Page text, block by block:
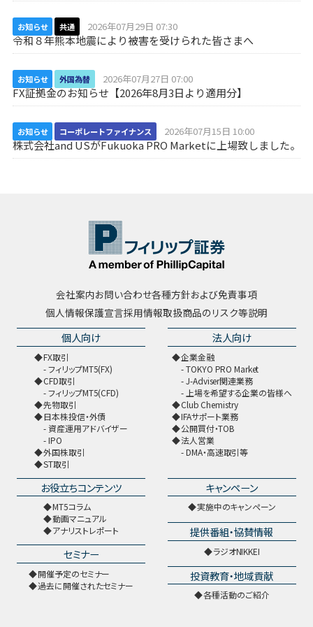
お知らせ 共通 2026年07月29日 07:30
令和８年熊本地震により被害を受けられた皆さまへ
お知らせ 外国為替 2026年07月27日 07:00
FX証拠金のお知らせ【2026年8月3日より適用分】
お知らせ コーポレートファイナンス 2026年07月15日 10:00
株式会社and USがFukuoka PRO Marketに上場致しました。
会社案内お問い合わせ各種方針および免責事項
個人情報保護宣言採用情報取扱商品のリスク等説明
個人向け
FX取引
フィリップMT5(FX)
CFD取引
フィリップMT5(CFD)
先物取引
日本株投信・外債
資産運用アドバイザー
IPO
外国株取引
ST取引
法人向け
企業金融
TOKYO PRO Market
J-Adviser関連業務
上場を希望する企業の皆様へ
Club Chemistry
IFAサポート業務
公開買付・TOB
法人営業
DMA・高速取引等
お役立ちコンテンツ
MT5コラム
動画マニュアル
アナリストレポート
セミナー
開催予定のセミナー
過去に開催されたセミナー
キャンペーン
実施中のキャンペーン
提供番組・協賛情報
ラジオNIKKEI
投資教育・地域貢献
各種活動のご紹介